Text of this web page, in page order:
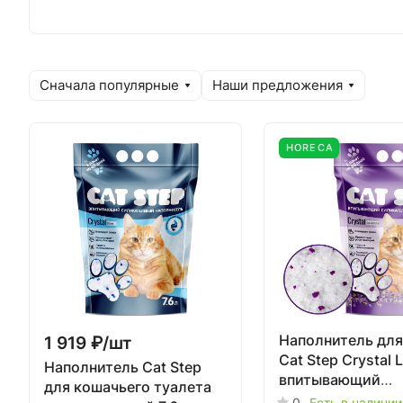
Сначала популярные Наши предложения
1 919 ₽/шт
Наполнитель Cat Step
для кошачьего туалета
HORECA
Наполнитель
Cat Step Crystal
впитывающий